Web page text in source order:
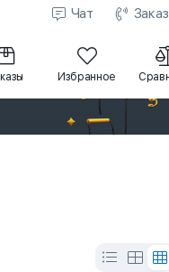
Чат
Избранное